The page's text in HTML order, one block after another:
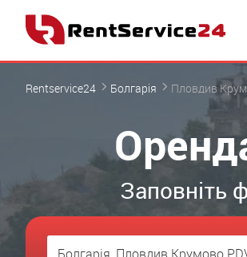
Rentservice24 Болгарія Пловдив
Заповніть